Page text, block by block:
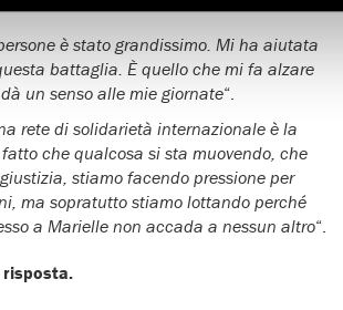
è stato grandissimo. Mi ha aiutata
battaglia. È quello che mi fa alzare
un senso alle mie giornate“.
rete di solidarietà internazionale è la
che qualcosa si sta muovendo, che
stiamo facendo pressione per
ma sopratutto stiamo lottando perché
a Marielle non accada a nessun altro“.
risposta.